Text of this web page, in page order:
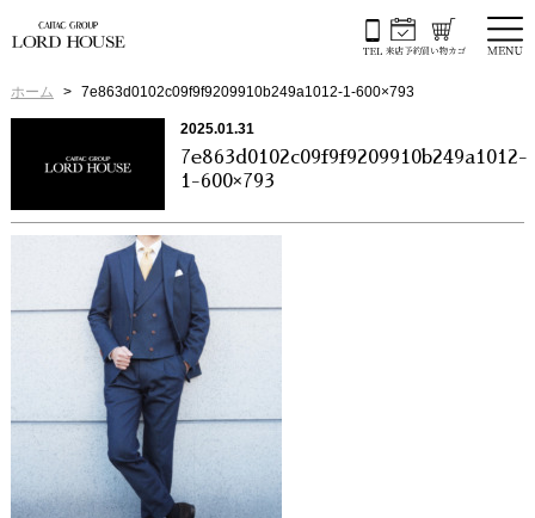
ホーム 7e863d0102c09f9f9209910b249a1012-1-600×793
2025.01.31
7e863d0102c09f9f9209910b249a1012-
1-600×793